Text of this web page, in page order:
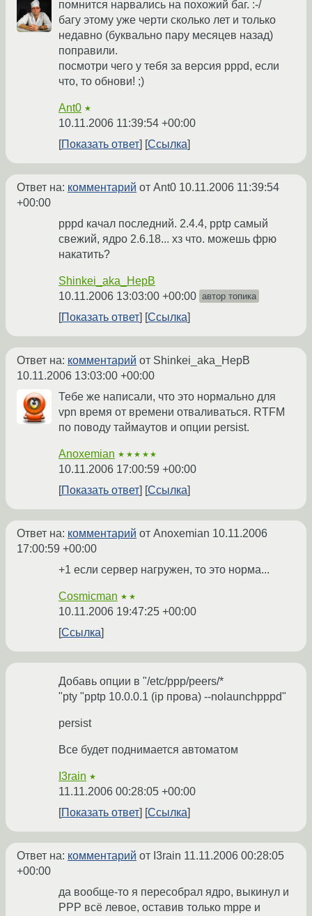
помнится нарвались на похожий баг. :-/
багу этому уже черти сколько лет и только
недавно (буквально пару месяцев назад)
поправили.
посмотри чего у тебя за версия pppd, если
что, то обнови! ;)
Ant0 ★
10.11.2006 11:39:54 +00:00
Показать ответ
Ссылка
Ответ на: комментарий от Ant0 10.11.2006 11:39:54
+00:00
pppd качал последний. 2.4.4, pptp самый
свежий, ядро 2.6.18... хз что. можешь фрю
накатить?
Shinkei_aka_HepB
10.11.2006 13:03:00 +00:00 автор топика
Показать ответ Ссылка
Ответ на: комментарий от Shinkei_aka_HepB
10.11.2006 13:03:00 +00:00
Тебе же написали, что это нормально для
vpn время от времени отваливаться. RTFM
по поводу таймаутов и опции persist.
Anoxemian ★★★★★
10.11.2006 17:00:59 +00:00
Показать ответ
Ссылка
Ответ на: комментарий от Anoxemian 10.11.2006
17:00:59 +00:00
+1 если сервер нагружен, то это норма...
Cosmicman ★★
10.11.2006 19:47:25 +00:00
Ссылка
Добавь опции в "/etc/ppp/peers/*
"pty "pptp 10.0.0.1 (ip прова) --nolaunchpppd"
persist
Все будет поднимается автоматом
I3rain ★
11.11.2006 00:28:05 +00:00
Показать ответ
Ссылка
Ответ на: комментарий от I3rain 11.11.2006 00:28:05
+00:00
да вообще-то я пересобрал ядро, выкинул и
PPP всё левое, оставив только mppe и